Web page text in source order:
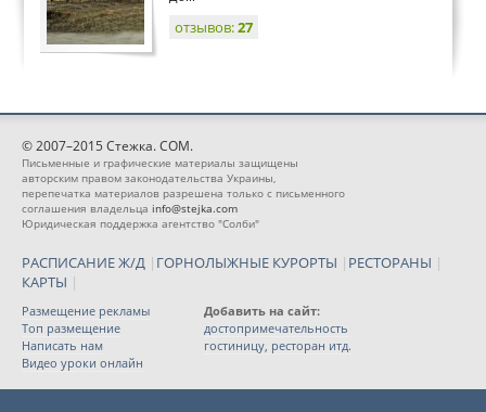
отзывов:27
© 2007–2015 Стежка. COM.
Письменные и графические материалы защищены
авторским правом законодательства Украины,
перепечатка материалов разрешена только с письменного
соглашения владельца info@stejka.com
Юридическая поддержка агентство "Солби"
РАСПИСАНИЕ Ж/Д | ГОРНОЛЫЖНЫЕ КУРОРТЫ | РЕСТОРАНЫ |
КАРТЫ |
Размещение рекламы
Топ размещение
Написать нам
Видео уроки онлайн
Добавить на сайт:
достопримечательность
гостиницу, ресторан итд.